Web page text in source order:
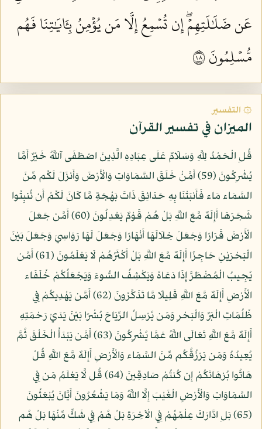
عَن ضَلَٰلَتِهِمۡۖ إِن تُسۡمِعُ إِلَّا مَن يُؤۡمِنُ بِـَٔايَٰتِنَا فَهُم
مُّسۡلِمُونَ ٨١
۞ التفسير
الميزان في تفسير القرآن
قُلِ الْحَمْدُ لِلَّهِ وَسَلَامٌ عَلَى عِبَادِهِ الَّذِينَ اصْطَفَى آللَّهُ خَيْرٌ أَمَّا
يُشْرِكُونَ (59) أَمَّنْ خَلَقَ السَّمَاوَاتِ وَالْأَرْضَ وَأَنزَلَ لَكُم مِّنَ
السَّمَاء مَاء فَأَنبَتْنَا بِهِ حَدَائِقَ ذَاتَ بَهْجَةٍ مَّا كَانَ لَكُمْ أَن تُنبِتُوا
شَجَرَهَا أَإِلَهٌ مَّعَ اللَّهِ بَلْ هُمْ قَوْمٌ يَعْدِلُونَ (60) أَمَّن جَعَلَ
الْأَرْضَ قَرَارًا وَجَعَلَ خِلَالَهَا أَنْهَارًا وَجَعَلَ لَهَا رَوَاسِيَ وَجَعَلَ بَيْنَ
الْبَحْرَيْنِ حَاجِزًا أَإِلَهٌ مَّعَ اللَّهِ بَلْ أَكْثَرُهُمْ لَا يَعْلَمُونَ (61) أَمَّن
يُجِيبُ الْمُضْطَرَّ إِذَا دَعَاهُ وَيَكْشِفُ السُّوءَ وَيَجْعَلُكُمْ خُلَفَاء
الْأَرْضِ أَإِلَهٌ مَّعَ اللَّهِ قَلِيلًا مَّا تَذَكَّرُونَ (62) أَمَّن يَهْدِيكُمْ فِي
ظُلُمَاتِ الْبَرِّ وَالْبَحْرِ وَمَن يُرْسِلُ الرِّيَاحَ بُشْرًا بَيْنَ يَدَيْ رَحْمَتِهِ
أَإِلَهٌ مَّعَ اللَّهِ تَعَالَى اللَّهُ عَمَّا يُشْرِكُونَ (63) أَمَّن يَبْدَأُ الْخَلْقَ ثُمَّ
يُعِيدُهُ وَمَن يَرْزُقُكُم مِّنَ السَّمَاء وَالْأَرْضِ أَإِلَهٌ مَّعَ اللَّهِ قُلْ
هَاتُوا بُرْهَانَكُمْ إِن كُنتُمْ صَادِقِينَ (64) قُل لَّا يَعْلَمُ مَن فِي
السَّمَاوَاتِ وَالْأَرْضِ الْغَيْبَ إِلَّا اللَّهُ وَمَا يَشْعُرُونَ أَيَّانَ يُبْعَثُونَ
(65) بَلِ ادَّارَكَ عِلْمُهُمْ فِي الْآخِرَةِ بَلْ هُمْ فِي شَكٍّ مِّنْهَا بَلْ هُم